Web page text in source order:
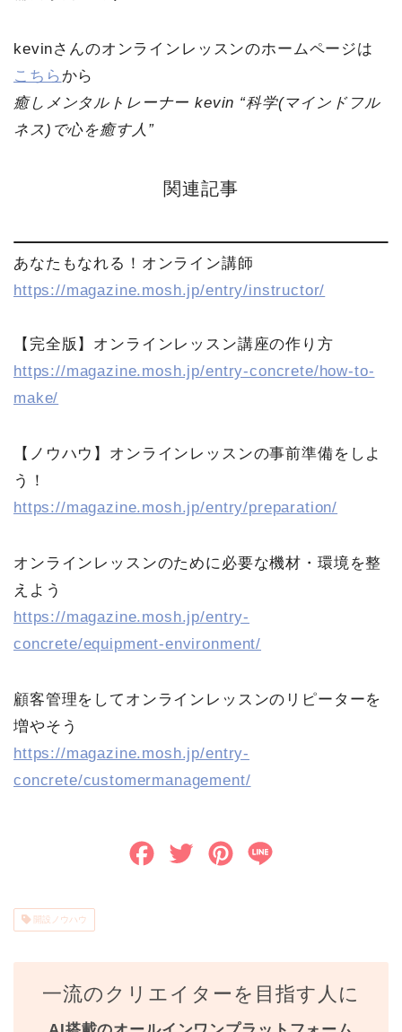
kevinさんのオンラインレッスンのホームページは
こちら から
癒しメンタルトレーナー kevin “科学(マインドフル
ネス)で心を癒す人”
関連記事
あなたもなれる！オンライン講師
https://magazine.mosh.jp/entry/instructor/
【完全版】オンラインレッスン講座の作り方
https://magazine.mosh.jp/entry-concrete/how-to-
make/
【ノウハウ】オンラインレッスンの事前準備をしよ
う！
https://magazine.mosh.jp/entry/preparation/
オンラインレッスンのために必要な機材・環境を整
えよう
https://magazine.mosh.jp/entry-
concrete/equipment-environment/
顧客管理をしてオンラインレッスンのリピーターを
増やそう
https://magazine.mosh.jp/entry-
concrete/customermanagement/
t e
開設ノウハウ
一流のクリエイターを目指す人に